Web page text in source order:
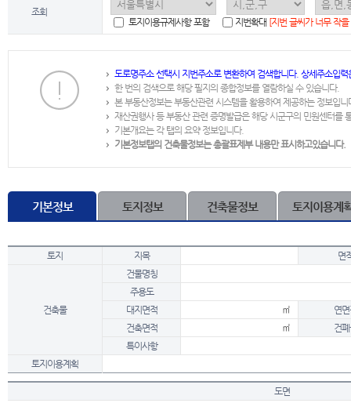
조회
토지이용규제사항 포함
지번확대 [지번 글씨가 너무 작
도로명주소 선택시 지번주소로 변환하여 검색합니다. 상세주소입
한 번의 검색으로 해당 필지의 종합정보를 열람하실 수 있습니다.
본 부동산정보는 부동산관련 시스템을 활용하여 제공하는 정보입니
재산권행사 등 부동산 관련 증명발급은 해당 시군구의 민원센터를
기본개요는 각 탭의 요약 정보입니다.
기본정보탭의 건축물정보는 총괄표제부 내용만 표시하고있습니다.
기본정보 토지정보 건축물정보 토지이용계
토지 지목 면
건축물
건물명칭
주용도
대지면적
㎡
연
건축면적
㎡
건
특이사항
토지이용계획
도면